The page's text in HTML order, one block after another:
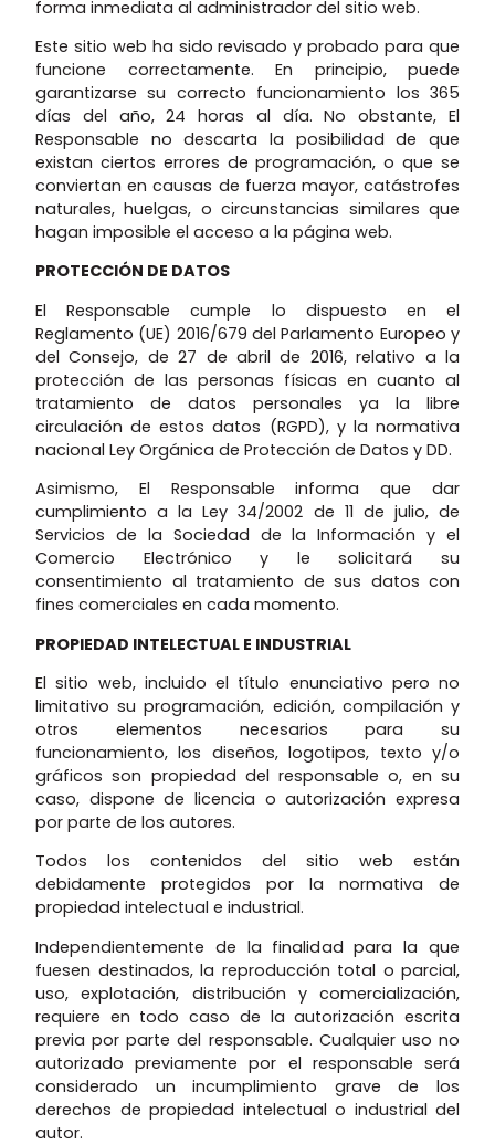
forma inmediata al administrador del sitio web.
Este sitio web ha sido revisado y probado para que
funcione correctamente. En principio, puede
garantizarse su correcto funcionamiento los 365
días del año, 24 horas al día. No obstante, El
Responsable no descarta la posibilidad de que
existan ciertos errores de programación, o que se
conviertan en causas de fuerza mayor, catástrofes
naturales, huelgas, o circunstancias similares que
hagan imposible el acceso a la página web.
PROTECCIÓN DE DATOS
El Responsable cumple lo dispuesto en el
Reglamento (UE) 2016/679 del Parlamento Europeo y
del Consejo, de 27 de abril de 2016, relativo a la
protección de las personas físicas en cuanto al
tratamiento de datos personales ya la libre
circulación de estos datos (RGPD), y la normativa
nacional Ley Orgánica de Protección de Datos y DD.
Asimismo, El Responsable informa que dar
cumplimiento a la Ley 34/2002 de 11 de julio, de
Servicios de la Sociedad de la Información y el
Comercio Electrónico y le solicitará su
consentimiento al tratamiento de sus datos con
fines comerciales en cada momento.
PROPIEDAD INTELECTUAL E INDUSTRIAL
El sitio web, incluido el título enunciativo pero no
limitativo su programación, edición, compilación y
otros elementos necesarios para su
funcionamiento, los diseños, logotipos, texto y/o
gráficos son propiedad del responsable o, en su
caso, dispone de licencia o autorización expresa
por parte de los autores.
Todos los contenidos del sitio web están
debidamente protegidos por la normativa de
propiedad intelectual e industrial.
Independientemente de la finalidad para la que
fuesen destinados, la reproducción total o parcial,
uso, explotación, distribución y comercialización,
requiere en todo caso de la autorización escrita
previa por parte del responsable. Cualquier uso no
autorizado previamente por el responsable será
considerado un incumplimiento grave de los
derechos de propiedad intelectual o industrial del
autor.